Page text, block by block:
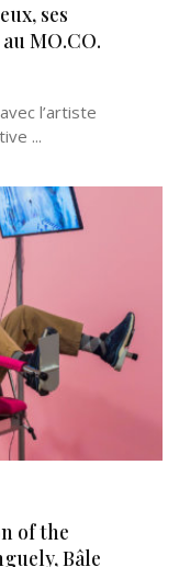
ses
MO.CO.
l’artiste
...
of the
Bâle